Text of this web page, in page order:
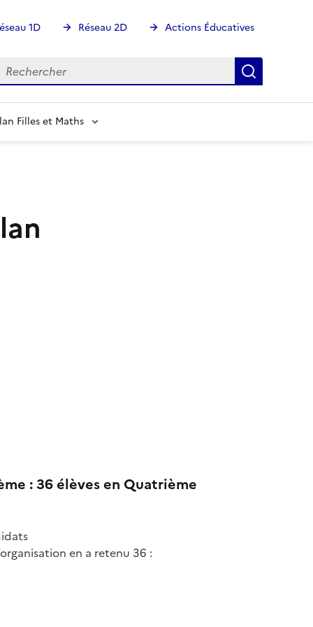
1D Réseau 2D Actions Éducatives
Filles et Maths
: 36 élèves en Quatrième
en a retenu 36 :